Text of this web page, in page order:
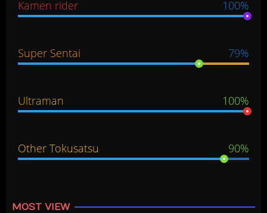
Kamen rider 100%
Super Sentai 79%
Ultraman 100%
Other Tokusatsu 90%
MOST VIEW